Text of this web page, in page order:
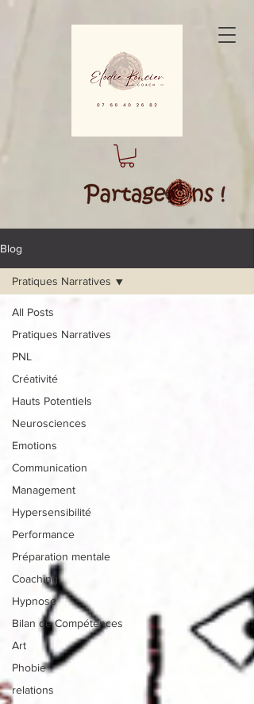
Blog
All Posts
Pratiques Narratives
PNL
Créativité
Hauts Potentiels
Neurosciences
Emotions
Communication
Management
Hypersensibilité
Performance
Préparation mentale
Coaching
Hypnose
Bilan de Compétences
Art
Phobie
relations
Pratiques Narratives